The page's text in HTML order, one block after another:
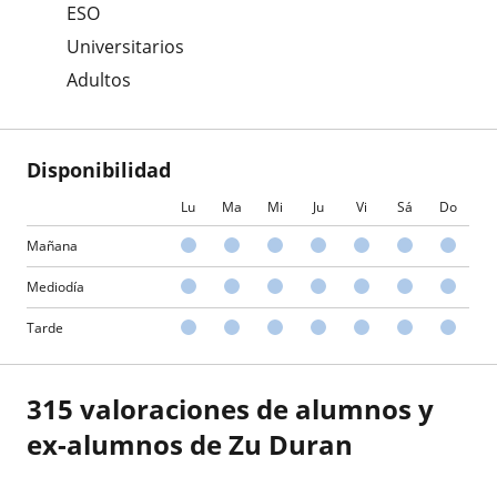
ESO
Universitarios
Adultos
Disponibilidad
Lu Ma Mi Ju Vi Sá Do
Mañana
Mediodía
Tarde
315 valoraciones de alumnos y
ex-alumnos de Zu Duran